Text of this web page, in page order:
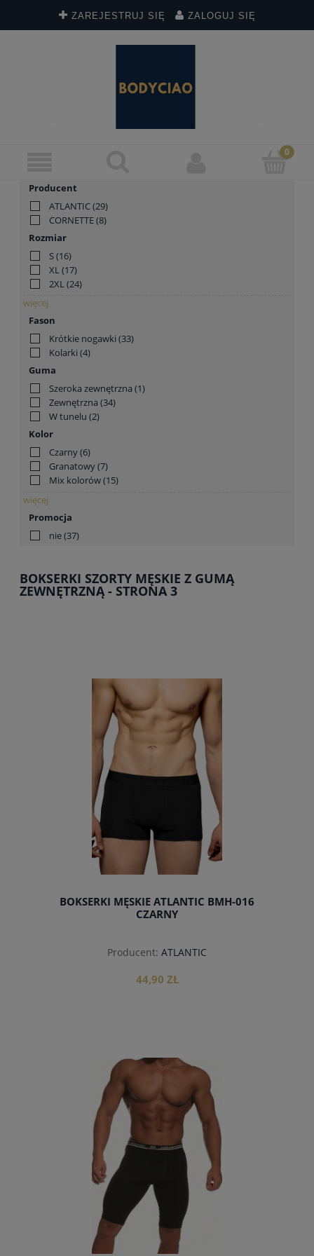
ZAREJESTRUJ SIĘ ZALOGUJ SIĘ
Producent
ATLANTIC(29)
CORNETTE(8)
Rozmiar
S(16)
XL(17)
2XL(24)
więcej
Fason
Krótkie nogawki (33)
Kolarki (4)
Guma
Szeroka zewnętrzna (1)
Zewnętrzna (34)
W tunelu (2)
Kolor
Czarny(6)
Granatowy(7)
Mix kolorów(15)
więcej
Promocja
nie(37)
BOKSERKI SZORTY MĘSKIE Z GUMĄ
ZEWNĘTRZNĄ - STRONA 3
BOKSERKI MĘSKIE ATLANTIC BMH-016
CZARNY
Producent: ATLANTIC
44,90 ZŁ
do koszyka